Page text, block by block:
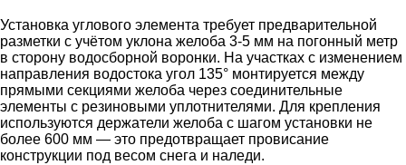
Установка углового элемента требует предварительной
разметки с учётом уклона желоба 3-5 мм на погонный метр
в сторону водосборной воронки. На участках с изменением
направления водостока угол 135° монтируется между
прямыми секциями желоба через соединительные
элементы с резиновыми уплотнителями. Для крепления
используются держатели желоба с шагом установки не
более 600 мм — это предотвращает провисание
конструкции под весом снега и наледи.